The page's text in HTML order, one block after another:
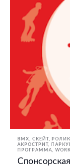
BMX, СКЕЙТ,
АКРОСТРИТ,
ПРОГРАММА